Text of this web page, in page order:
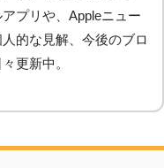
プリや、Appleニュー
的な見解、今後のブロ
更新中。